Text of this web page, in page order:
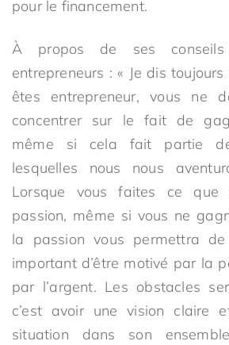
pour le financement.
À propos de ses
entrepreneurs : « Je dis
êtes entrepreneur, vous ne
concentrer sur le fait de
même si cela fait partie
lesquelles nous nous
Lorsque vous faites ce
passion, même si vous ne
la passion vous permettra
important d’être motivé par la
par l’argent. Les obstacles
c’est avoir une vision claire
situation dans son